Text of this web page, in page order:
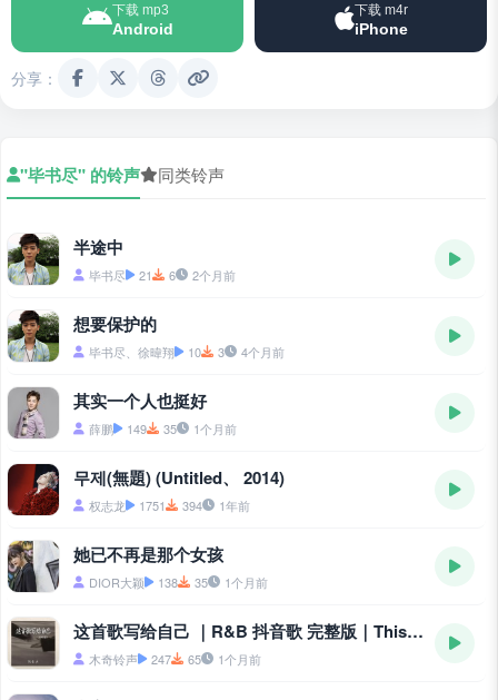
下载 mp3
Android
下载 m4r
iPhone
分享：
"毕书尽" 的铃声 同类铃声
半途中
毕书尽 21 6 2个月前
想要保护的
毕书尽、徐暐翔 10 3 4个月前
其实一个人也挺好
薛鹏 149 35 1个月前
무제(無題) (Untitled、 2014)
权志龙 1751 394 1年前
她已不再是那个女孩
DIOR大颖 138 35 1个月前
这首歌写给自己 ｜R&B 抖音歌 完整版｜This Song Is Written for Myself
木奇铃声 247 65 1个月前